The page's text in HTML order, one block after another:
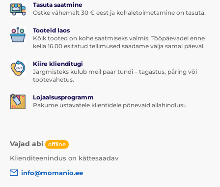
Tasuta saatmine
Ostke vähemalt 30 € eest ja kohaletoimetamine on tasuta.
Tooteid laos
Kõik tooted on kohe saatmiseks valmis. Tööpäevadel enne
kella 16.00 esitatud tellimused saadame välja samal päeval.
Kiire klienditugi
Järgmisteks kulub meil paar tundi – tagastus, päring või
tootevahetus.
Lojaalsusprogramm
Pakume ustavatele klientidele põnevaid allahindlusi.
Vajad abi offline
Klienditeenindus on kättesaadav
info@momanio.ee